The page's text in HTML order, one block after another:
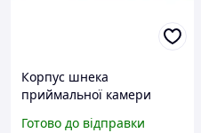
Корпус шнека
приймальної камери
Готово до відправки